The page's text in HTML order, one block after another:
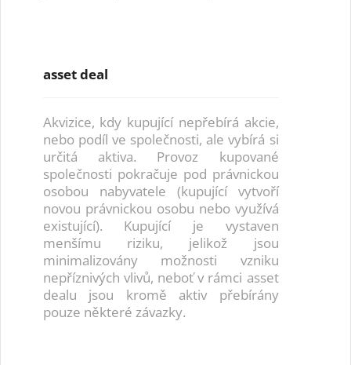
asset deal
Akvizice, kdy kupující nepřebírá akcie,
nebo podíl ve společnosti, ale vybírá si
určitá aktiva. Provoz kupované
společnosti pokračuje pod právnickou
osobou nabyvatele (kupující vytvoří
novou právnickou osobu nebo využívá
existující). Kupující je vystaven
menšímu riziku, jelikož jsou
minimalizovány možnosti vzniku
nepříznivých vlivů, neboť v rámci asset
dealu jsou kromě aktiv přebírány
pouze některé závazky.